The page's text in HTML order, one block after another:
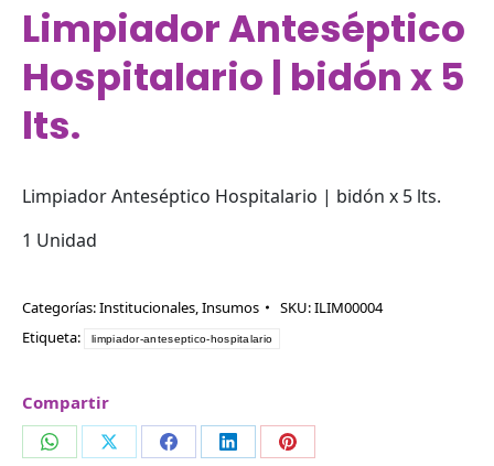
Limpiador Anteséptico
Hospitalario | bidón x 5
lts.
Limpiador Anteséptico Hospitalario | bidón x 5 lts.
1 Unidad
Categorías:Institucionales,Insumos SKU:ILIM00004
Etiqueta:
limpiador-anteseptico-hospitalario
Compartir
CompartirCompartirCompartirCompartirCompartir